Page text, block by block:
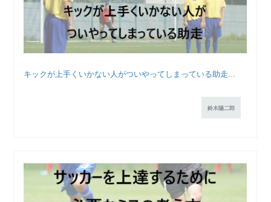
キックが上手くいかない人がついやってしまっている助走...
鈴木陽二郎